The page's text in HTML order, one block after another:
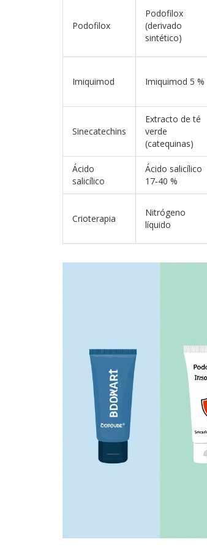
Podofilox
Podofilox
(derivado
sintético)
Imiquimod Imiquimod 5 %
Sinecatechins
Extracto de té
verde
(catequinas)
Ácido
salicílico
Ácido salicílico
17‑40 %
Crioterapia
Nitrógeno
líquido